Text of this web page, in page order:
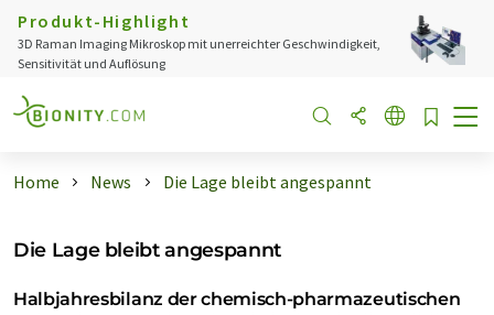
Produkt-Highlight
3D Raman Imaging Mikroskop mit unerreichter Geschwindigkeit,
Sensitivität und Auflösung
Home News Die Lage bleibt angespannt
Die Lage bleibt angespannt
Halbjahresbilanz der chemisch-pharmazeutischen